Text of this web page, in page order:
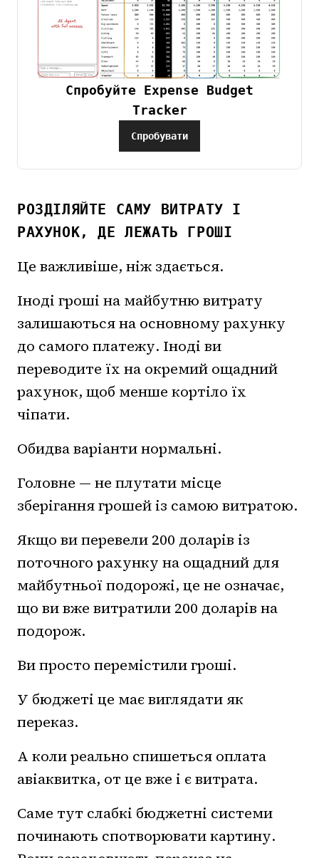
Спробуйте Expense Budget
Tracker
Спробувати
РОЗДІЛЯЙТЕ САМУ ВИТРАТУ І
РАХУНОК, ДЕ ЛЕЖАТЬ ГРОШІ
Це важливіше, ніж здається.
Іноді гроші на майбутню витрату
залишаються на основному рахунку
до самого платежу. Іноді ви
переводите їх на окремий ощадний
рахунок, щоб менше кортіло їх
чіпати.
Обидва варіанти нормальні.
Головне — не плутати місце
зберігання грошей із самою витратою.
Якщо ви перевели 200 доларів із
поточного рахунку на ощадний для
майбутньої подорожі, це не означає,
що ви вже витратили 200 доларів на
подорож.
Ви просто перемістили гроші.
У бюджеті це має виглядати як
переказ.
А коли реально спишеться оплата
авіаквитка, от це вже і є витрата.
Саме тут слабкі бюджетні системи
починають спотворювати картину.